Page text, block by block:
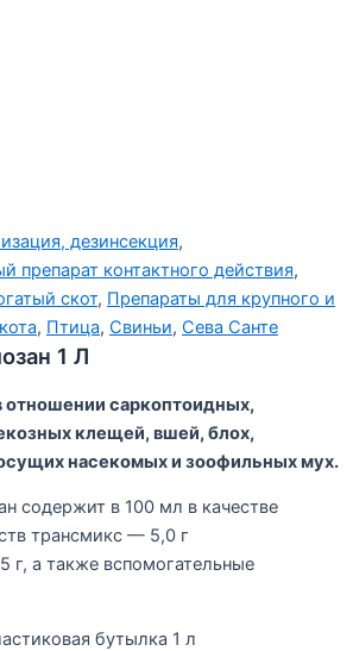
дезинсекция,
препарат контактного действия,
скот, Препараты для крупного и
, Птица, Свиньи, Сева Санте
1 Л
отношении саркоптоидных,
клещей, вшей, блох,
насекомых и зоофильных мух.
содержит в 100 мл в качестве
трансмикс — 5,0 г
г, а также вспомогательные
бутылка 1 л